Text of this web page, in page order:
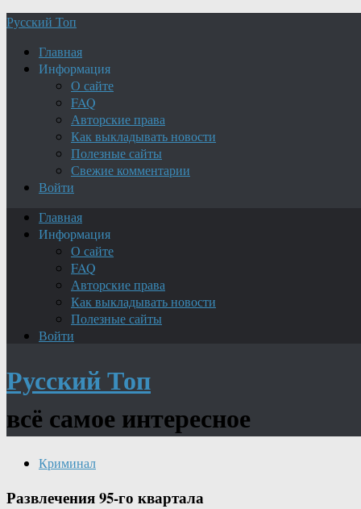
Русский Топ
Главная
Информация
О сайте
FAQ
Авторские права
Как выкладывать новости
Полезные сайты
Свежие комментарии
Войти
Главная
Информация
О сайте
FAQ
Авторские права
Как выкладывать новости
Полезные сайты
Войти
Русский Топ
всё самое интересное
Криминал
Развлечения 95-го квартала